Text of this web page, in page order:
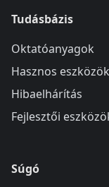
Tudásbázis
Oktatóanyagok
Hasznos eszközök
Hibaelhárítás
Fejlesztői
Súgó